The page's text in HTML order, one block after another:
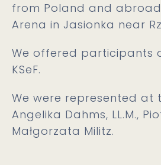
from Poland and
Arena in Jasionka near
We offered participants
KSeF.
We were represented at
Angelika Dahms, LL.M.,
Małgorzata Militz.